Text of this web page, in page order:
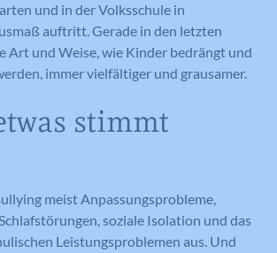
und in der Volksschule in
auftritt. Gerade in den letzten
Art und Weise, wie Kinder bedrängt und
immer vielfältiger und grausamer.
stimmt
meist Anpassungsprobleme,
soziale Isolation und das
Leistungsproblemen aus. Und